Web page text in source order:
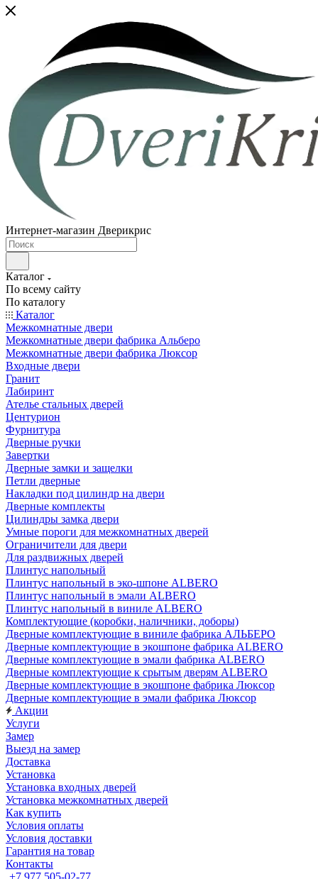
Интернет-магазин Дверикрис
Каталог
По всему сайту
По каталогу
Каталог
Межкомнатные двери
Межкомнатные двери фабрика Альберо
Межкомнатные двери фабрика Люксор
Входные двери
Гранит
Лабиринт
Ателье стальных дверей
Центурион
Фурнитура
Дверные ручки
Завертки
Дверные замки и защелки
Петли дверные
Накладки под цилиндр на двери
Дверные комплекты
Цилиндры замка двери
Умные пороги для межкомнатных дверей
Ограничители для двери
Для раздвижных дверей
Плинтус напольный
Плинтус напольный в эко-шпоне ALBERO
Плинтус напольный в эмали ALBERO
Плинтус напольный в виниле ALBERO
Комплектующие (коробки, наличники, доборы)
Дверные комплектующие в виниле фабрика АЛЬБЕРО
Дверные комплектующие в экошпоне фабрика ALBERO
Дверные комплектующие в эмали фабрика ALBERO
Дверные комплектующие к срытым дверям ALBERO
Дверные комплектующие в экошпоне фабрика Люксор
Дверные комплектующие в эмали фабрика Люксор
Акции
Услуги
Замер
Выезд на замер
Доставка
Установка
Установка входных дверей
Установка межкомнатных дверей
Как купить
Условия оплаты
Условия доставки
Гарантия на товар
Контакты
+7 977 505-02-77